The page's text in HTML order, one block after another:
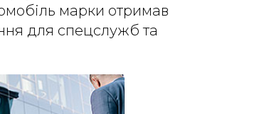
марки отримав
для спецслужб та